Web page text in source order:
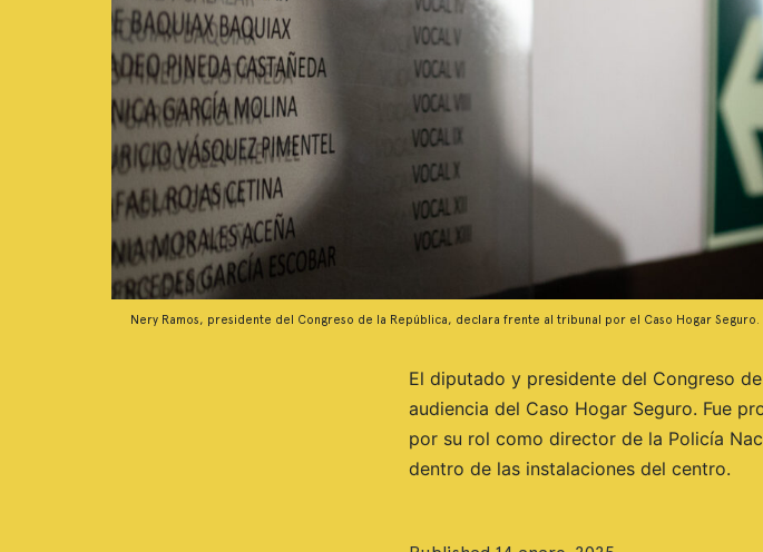
Nery Ramos, presidente del Congreso de la República, declara frente al tribunal por el Caso Hogar
El diputado y presidente del Congreso
audiencia del Caso Hogar Seguro. Fue
por su rol como director de la Policía
dentro de las instalaciones del centro.